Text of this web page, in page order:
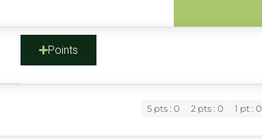
Points
5 pts : 0 2 pts : 0 1 pt : 0